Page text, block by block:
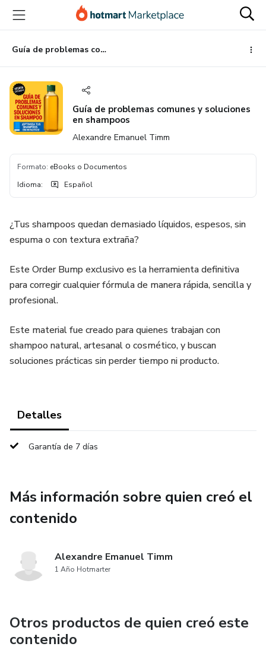
principal
página
de
página
Guía de problemas comunes y soluciones en shampoos
Guía de problemas comunes y soluciones
en shampoos
Alexandre Emanuel Timm
Formato: eBooks o Documentos
Idioma: Español
¿Tus shampoos quedan demasiado líquidos, espesos, sin
espuma o con textura extraña?
Este Order Bump exclusivo es la herramienta definitiva
para corregir cualquier fórmula de manera rápida, sencilla y
profesional.
Este material fue creado para quienes trabajan con
shampoo natural, artesanal o cosmético, y buscan
soluciones prácticas sin perder tiempo ni producto.
Detalles
Garantía de 7 días
Más información sobre quien creó el
contenido
Alexandre Emanuel Timm
1 Año Hotmarter
Otros productos de quien creó este
contenido